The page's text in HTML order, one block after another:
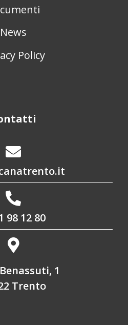
News
Policy
98 12 80
1
Trento